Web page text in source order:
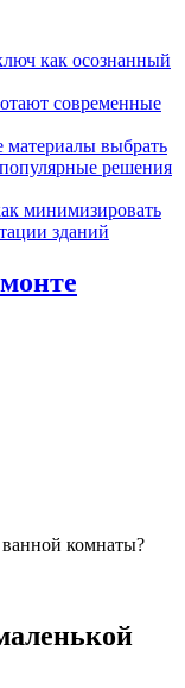
как осознанный
современные
материалы выбрать
решения
минимизировать
зданий
комнаты?